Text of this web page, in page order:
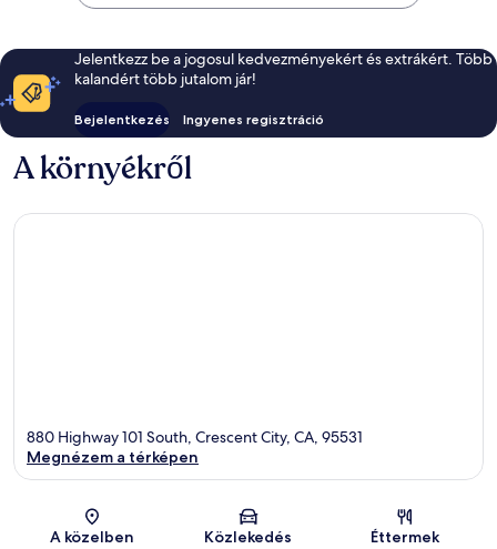
Jelentkezz be a jogosul kedvezményekért és extrákért. Több
kalandért több jutalom jár!
Bejelentkezés Ingyenes regisztráció
A környékről
Térkép
880 Highway 101 South, Crescent City, CA, 95531
Megnézem a térképen
A közelben Közlekedés Éttermek